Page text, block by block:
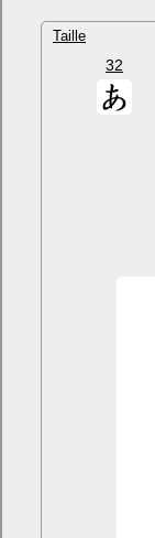
Taille
32